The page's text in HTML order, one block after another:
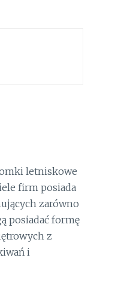
letniskowe
firm posiada
zarówno
posiadać formę
z
i